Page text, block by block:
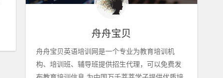
舟舟宝贝
舟舟宝贝英语培训网是一个专业为教育培训机
构、培训班、辅导班提供招生代理，可以免费发